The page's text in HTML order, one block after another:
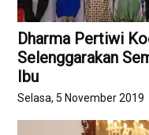
Dharma Pertiwi
Selenggarakan
Ibu
Selasa, 5 November 2019